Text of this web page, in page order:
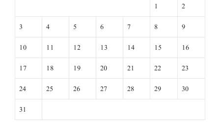
1
2
3
4 5 6 7 8
9
10
11 12 13 14 15
16
17
18 19 20 21 22
23
24
25 26 27 28 29
30
31